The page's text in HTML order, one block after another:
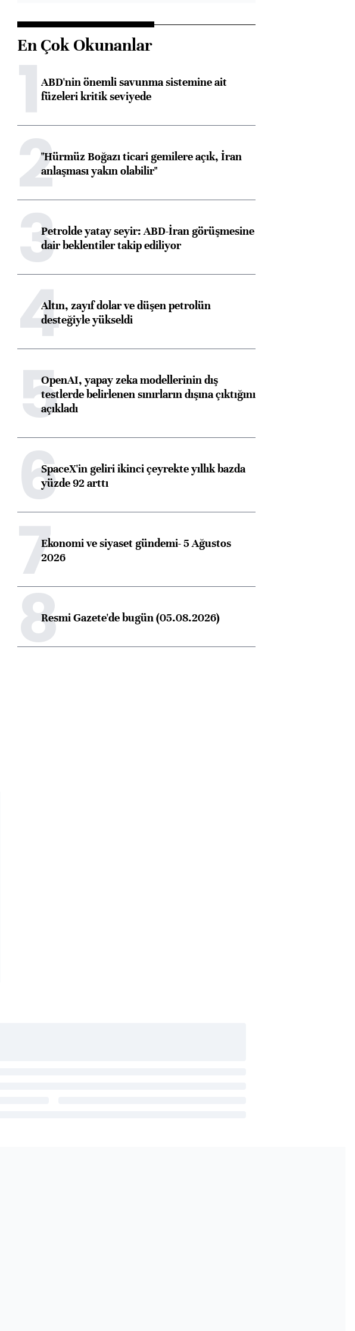
En Çok Okunanlar
1ABD'nin önemli savunma sistemine ait
füzeleri kritik seviyede
2"Hürmüz Boğazı ticari gemilere açık, İran
anlaşması yakın olabilir"
3Petrolde yatay seyir: ABD-İran görüşmesine
dair beklentiler takip ediliyor
4Altın, zayıf dolar ve düşen petrolün
desteğiyle yükseldi
5OpenAI, yapay zeka modellerinin dış
testlerde belirlenen sınırların dışına çıktığını
açıkladı
6SpaceX'in geliri ikinci çeyrekte yıllık bazda
yüzde 92 arttı
7Ekonomi ve siyaset gündemi- 5 Ağustos
2026
8Resmi Gazete'de bugün (05.08.2026)